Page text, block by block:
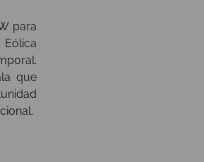
para
que